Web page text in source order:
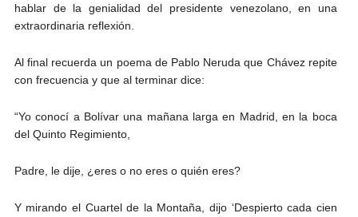
hablar de la genialidad del presidente venezolano, en una
extraordinaria reflexión.
Al final recuerda un poema de Pablo Neruda que Chávez repite
con frecuencia y que al terminar dice:
“Yo conocí a Bolívar una mañana larga en Madrid, en la boca
del Quinto Regimiento,
Padre, le dije, ¿eres o no eres o quién eres?
Y mirando el Cuartel de la Montaña, dijo ‘Despierto cada cien